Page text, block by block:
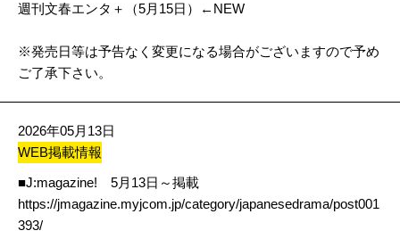
週刊文春エンタ＋（5月15日）←NEW
※発売日等は予告なく変更になる場合がございますので予め
ご了承下さい。
2026年05月13日
WEB掲載情報
■J:magazine! 5月13日～掲載
https://jmagazine.myjcom.jp/category/japanesedrama/post001
393/